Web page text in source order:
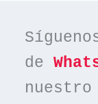
de
nuestro